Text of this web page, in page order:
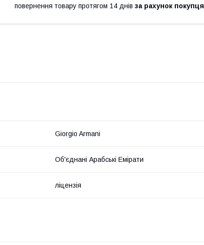
повернення товару протягом 14 днів за рахунок покупця
Giorgio Armani
Об'єднані Арабські Емірати
ліцензія